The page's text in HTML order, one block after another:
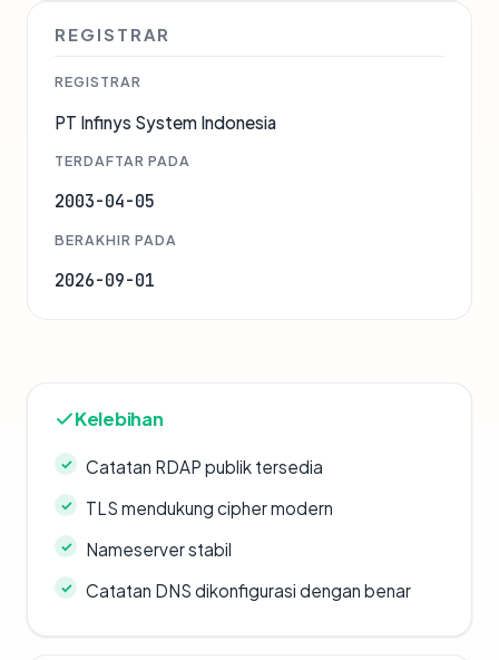
REGISTRAR
REGISTRAR
PT Infinys System Indonesia
TERDAFTAR PADA
2003-04-05
BERAKHIR PADA
2026-09-01
Kelebihan
Catatan RDAP publik tersedia
TLS mendukung cipher modern
Nameserver stabil
Catatan DNS dikonfigurasi dengan benar